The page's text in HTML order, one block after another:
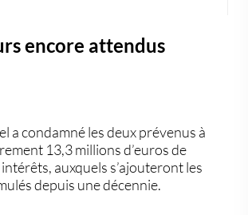
encore attendus
a condamné les deux prévenus à
13,3 millions d’euros de
, auxquels s’ajouteront les
depuis une décennie.